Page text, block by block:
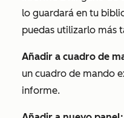
lo guardará en tu
puedas utilizarlo más
Añadir a cuadro de
un cuadro de mando
informe.